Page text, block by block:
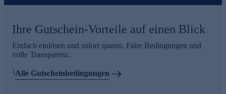
Ihre Gutschein-Vorteile auf einen Blick
Einfach einlösen und sofort sparen. Faire Bedingungen und
volle Transparenz.
1 Alle Gutscheinbedingungen